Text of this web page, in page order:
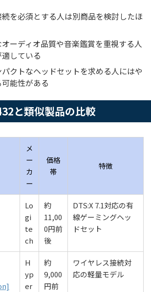
を必須とする人は別商品を検討したほ
ーディオ品質や音楽鑑賞を重視する人
している
クトなヘッドセットを求める人にはや
能性がある
と類似製品の比較
メ
ー
カ
ー
価格
帯
特徴
Lo
gi
te
ch
約
11,00
0円前
後
DTS:X 7.1対応の有
線ゲーミングヘッ
ドセット
H
yp
er
約
9,000
円前
ワイヤレス接続対
応の軽量モデル